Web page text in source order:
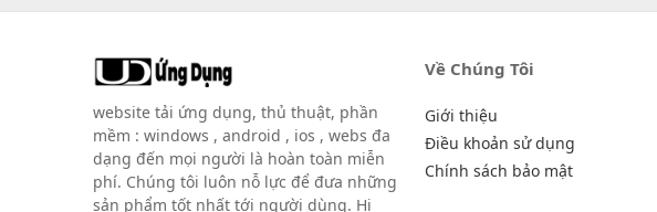
website tải ứng dụng, thủ thuật, phần
mềm : windows , android , ios , webs đa
dạng đến mọi người là hoàn toàn miễn
phí. Chúng tôi luôn nỗ lực để đưa những
sản phẩm tốt nhất tới người dùng. Hi
Về Chúng Tôi
Giới thiệu
Điều khoản sử dụng
Chính sách bảo mật